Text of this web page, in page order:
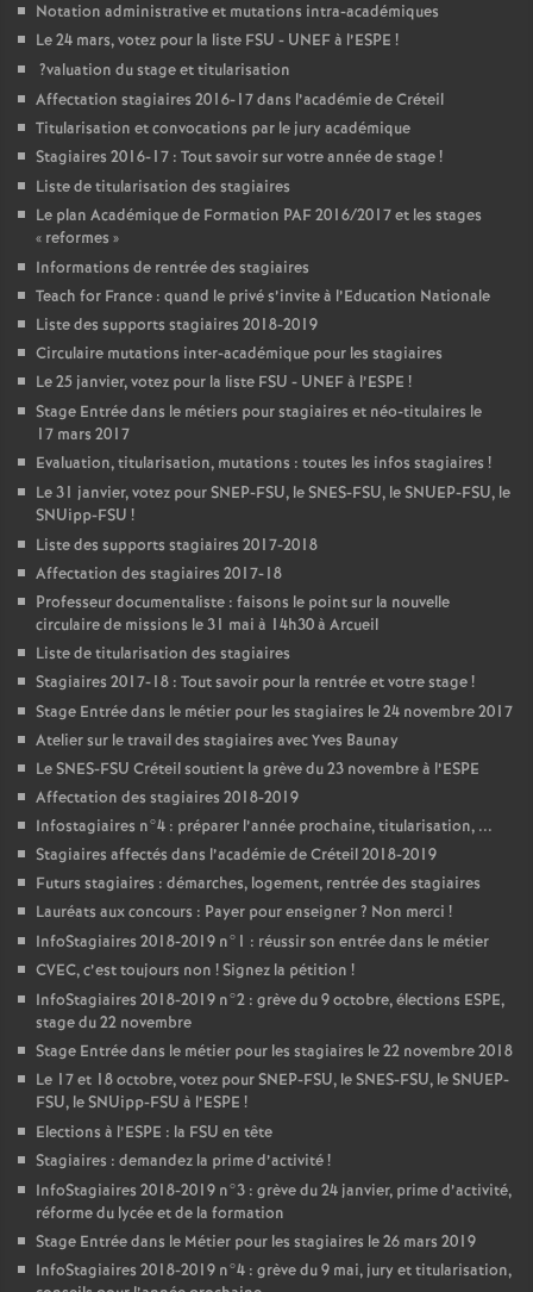
Notation administrative et mutations intra-académiques
Le 24 mars, votez pour la liste FSU - UNEFà l’ESPE !
?valuation du stage et titularisation
Affectation stagiaires 2016-17 dans l’académie de Créteil
Titularisation et convocations par le jury académique
Stagiaires 2016-17 : Tout savoir sur votre année de stage!
Liste de titularisation des stagiaires
Le plan Académique de Formation PAF2016/2017 et les stages
« reformes »
Informations de rentrée des stagiaires
Teach for France : quand le privé s’invite à l’Education Nationale
Liste des supports stagiaires 2018-2019
Circulaire mutations inter-académique pour les stagiaires
Le 25 janvier, votez pour la liste FSU - UNEFà l’ESPE !
Stage Entrée dans le métiers pour stagiaires et néo-titulaires le
17 mars 2017
Evaluation, titularisation, mutations : toutes les infos stagiaires !
Le 31 janvier, votez pourSNEP-FSU, leSNES-FSU, leSNUEP-FSU, le
SNUipp-FSU !
Liste des supports stagiaires 2017-2018
Affectation des stagiaires 2017-18
Professeur documentaliste : faisons le point sur la nouvelle
circulaire de missions le 31 mai à 14h30 à Arcueil
Liste de titularisation des stagiaires
Stagiaires 2017-18 : Tout savoir pour la rentrée et votre stage!
Stage Entrée dans le métier pour les stagiaires le 24 novembre 2017
Atelier sur le travail des stagiaires avec Yves Baunay
LeSNES-FSU Créteil soutient la grève du 23 novembre à l’ESPE
Affectation des stagiaires 2018-2019
Infostagiaires n°4 : préparer l’année prochaine, titularisation, ...
Stagiaires affectés dans l’académie de Créteil 2018-2019
Futurs stagiaires : démarches, logement, rentrée des stagiaires
Lauréats aux concours : Payer pour enseigner? Non merci !
InfoStagiaires 2018-2019 n°1 : réussir son entrée dans le métier
CVEC, c’est toujours non ! Signez la pétition !
InfoStagiaires 2018-2019 n°2 : grève du 9 octobre, élections ESPE,
stage du 22 novembre
Stage Entrée dans le métier pour les stagiaires le 22 novembre 2018
Le 17 et 18 octobre, votez pourSNEP-FSU, leSNES-FSU, leSNUEP-
FSU, le SNUipp-FSU à l’ESPE !
Elections à l’ESPE : la FSU en tête
Stagiaires : demandez la prime d’activité!
InfoStagiaires 2018-2019 n°3 : grève du 24 janvier, prime d’activité,
réforme du lycée et de la formation
Stage Entrée dans le Métier pour les stagiaires le 26 mars 2019
InfoStagiaires 2018-2019 n°4 : grève du 9 mai, jury et titularisation,